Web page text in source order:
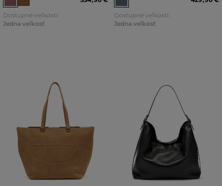
Dostupné veľkosti:
Jedna veľkosť
Dostupné veľkosti:
Jedna veľkosť